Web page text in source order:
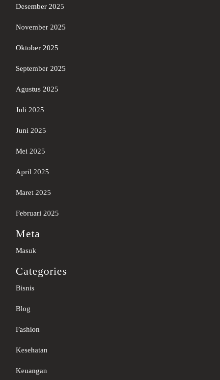
Desember 2025
November 2025
Oktober 2025
September 2025
Agustus 2025
Juli 2025
Juni 2025
Mei 2025
April 2025
Maret 2025
Februari 2025
Meta
Masuk
Categories
Bisnis
Blog
Fashion
Kesehatan
Keuangan